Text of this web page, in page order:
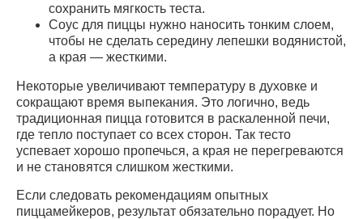
сохранить мягкость теста.
Соус для пиццы нужно наносить тонким слоем,
чтобы не сделать середину лепешки водянистой,
а края — жесткими.
Некоторые увеличивают температуру в духовке и
сокращают время выпекания. Это логично, ведь
традиционная пицца готовится в раскаленной печи,
где тепло поступает со всех сторон. Так тесто
успевает хорошо пропечься, а края не перегреваются
и не становятся слишком жесткими.
Если следовать рекомендациям опытных
пиццамейкеров, результат обязательно порадует. Но